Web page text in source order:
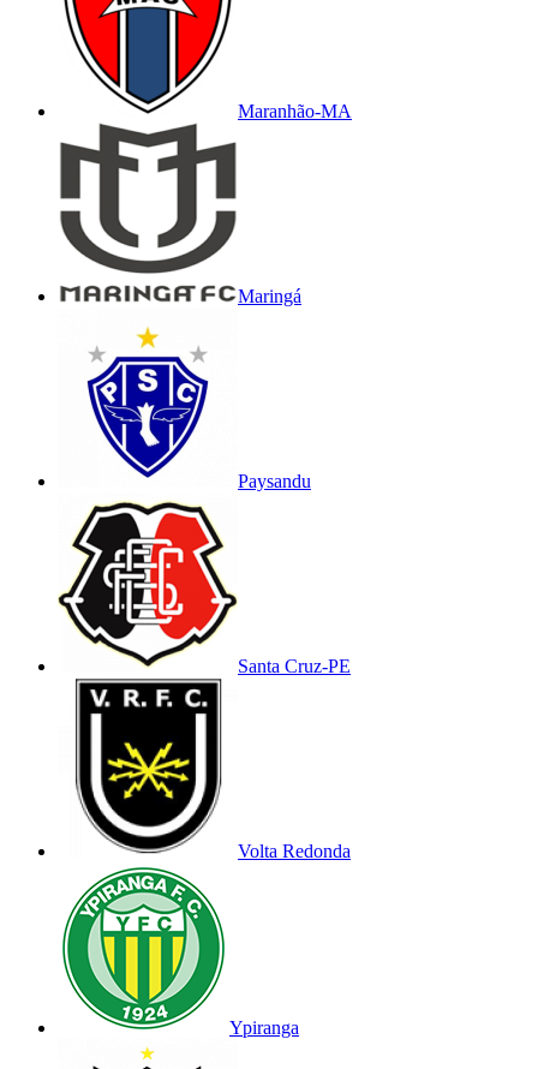
Maranhão-MA
Maringá
Paysandu
Santa Cruz-PE
Volta Redonda
Ypiranga